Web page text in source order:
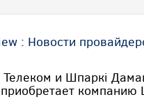
: Новости
Телеком и Шпаркi
компанию